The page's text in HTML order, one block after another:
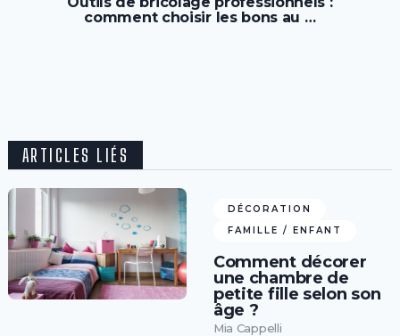
comment choisir les bons au …
ARTICLES LIÉS
DÉCORATION
FAMILLE / ENFANT
Comment décorer
une chambre de
petite fille selon son
âge ?
Mia Cappelli